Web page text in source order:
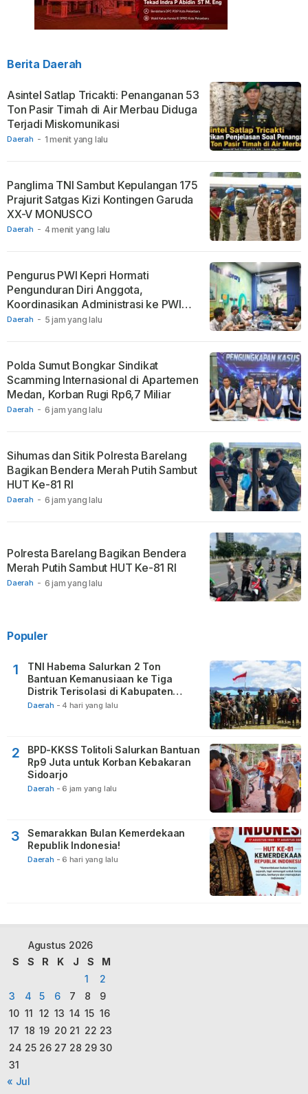
Berita Daerah
Daerah - 1 menit yang lalu
Asintel Satlap Tricakti: Penanganan 53
Ton Pasir Timah di Air Merbau Diduga
Terjadi Miskomunikasi
Daerah - 4 menit yang lalu
Panglima TNI Sambut Kepulangan 175
Prajurit Satgas Kizi Kontingen Garuda
XX-V MONUSCO
Daerah - 5 jam yang lalu
Pengurus PWI Kepri Hormati
Pengunduran Diri Anggota,
Koordinasikan Administrasi ke PWI
Pusat
Daerah - 6 jam yang lalu
Polda Sumut Bongkar Sindikat
Scamming Internasional di Apartemen
Medan, Korban Rugi Rp6,7 Miliar
Daerah - 6 jam yang lalu
Sihumas dan Sitik Polresta Barelang
Bagikan Bendera Merah Putih Sambut
HUT Ke-81 RI
Daerah - 6 jam yang lalu
Polresta Barelang Bagikan Bendera
Merah Putih Sambut HUT Ke-81 RI
Populer
1
TNI Habema Salurkan 2 Ton
Bantuan Kemanusiaan ke Tiga
Distrik Terisolasi di Kabupaten
Puncak
Daerah - 4 hari yang lalu
2
BPD-KKSS Tolitoli Salurkan Bantuan
Rp9 Juta untuk Korban Kebakaran
Sidoarjo
Daerah - 6 jam yang lalu
3
Semarakkan Bulan Kemerdekaan
Republik Indonesia!
Daerah - 6 hari yang lalu
Agustus 2026
S
S R K J S
M
1
2
3
4 5 6 7 8
9
10 11 12 13 14 15 16
17 18 19 20 21 22 23
24 25 26 27 28 29 30
31
« Jul